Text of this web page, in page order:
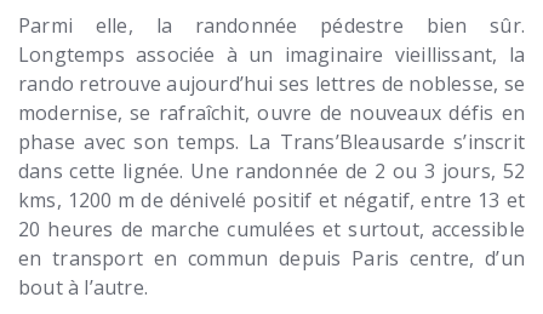
Parmi elle, la randonnée pédestre bien sûr.
Longtemps associée à un imaginaire vieillissant, la
rando retrouve aujourd’hui ses lettres de noblesse, se
modernise, se rafraîchit, ouvre de nouveaux défis en
phase avec son temps. La Trans’Bleausarde s’inscrit
dans cette lignée. Une randonnée de 2 ou 3 jours, 52
kms, 1200 m de dénivelé positif et négatif, entre 13 et
20 heures de marche cumulées et surtout, accessible
en transport en commun depuis Paris centre, d’un
bout à l’autre.